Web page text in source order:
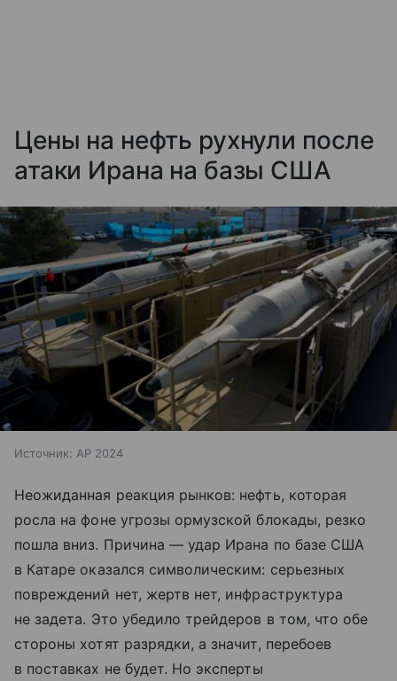
Цены на нефть рухнули после
атаки Ирана на базы США
Источник: AP 2024
Неожиданная реакция рынков: нефть, которая
росла на фоне угрозы ормузской блокады, резко
пошла вниз. Причина — удар Ирана по базе США
в Катаре оказался символическим: серьезных
повреждений нет, жертв нет, инфраструктура
не задетa. Это убедило трейдеров в том, что обе
стороны хотят разрядки, а значит, перебоев
в поставках не будет. Но эксперты